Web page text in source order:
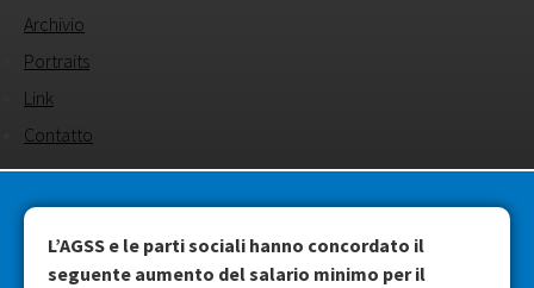
Archivio
Portraits
Link
Contatto
L’AGSS e le parti sociali hanno concordato il
seguente aumento del salario minimo per il